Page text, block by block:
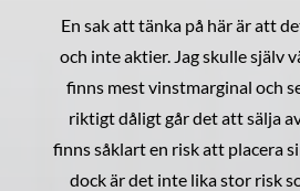
En sak att tänka på här är att
och inte aktier. Jag skulle själv
finns mest vinstmarginal och
riktigt dåligt går det att sälja
finns såklart en risk att placera
dock är det inte lika stor risk